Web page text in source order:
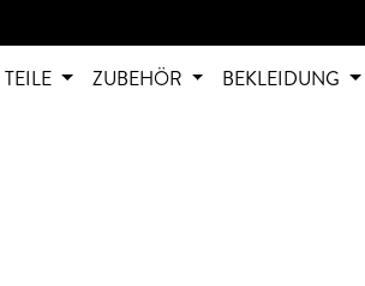
TEILE ZUBEHÖR BEKLEIDUNG